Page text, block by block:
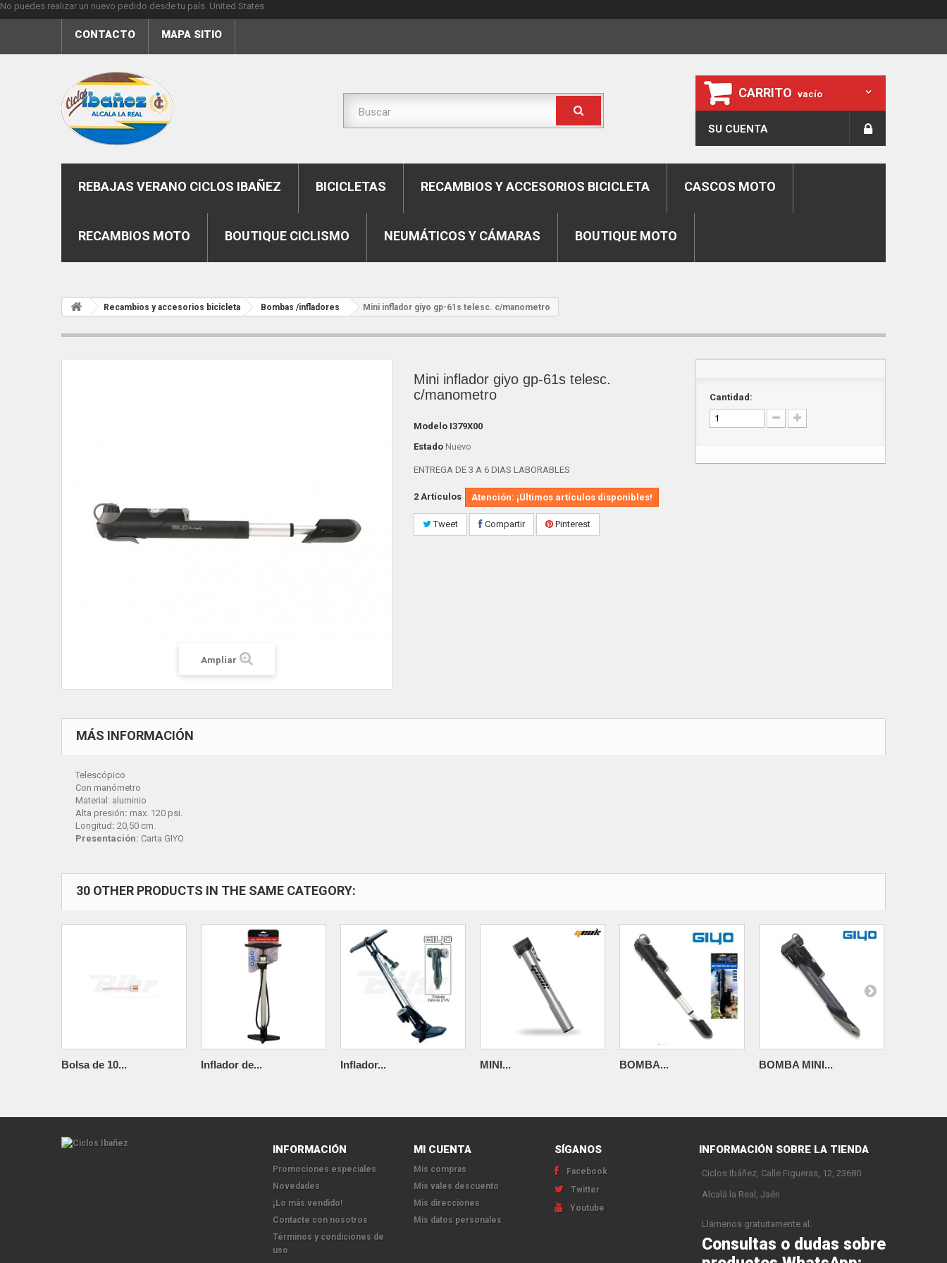
No puedes realizar un nuevo pedido desde tu país. United States
CONTACTO MAPA SITIO
CARRITO vacío
SU CUENTA
REBAJAS VERANO CICLOS IBAÑEZ BICICLETAS RECAMBIOS Y ACCESORIOS BICICLETA CASCOS MOTO
RECAMBIOS MOTO BOUTIQUE CICLISMO NEUMÁTICOS Y CÁMARAS BOUTIQUE MOTO
Recambios y accesorios bicicleta Bombas /infladores Mini inflador giyo gp-61s telesc. c/manometro
Ampliar
Mini inflador giyo gp-61s telesc.
c/manometro
Modelo I379X00
Estado Nuevo
ENTREGA DE 3 A 6 DIAS LABORABLES
2 Artículos Atención: ¡Últimos artículos disponibles!
Tweet Compartir Pinterest
Cantidad:
MÁS INFORMACIÓN
Telescópico
Con manómetro
Material: aluminio
Alta presión: max. 120 psi.
Longitud : 20,50 cm.
Presentación: Carta GIYO
30 OTHER PRODUCTS IN THE SAME CATEGORY:
Bolsa de 10... Inflador de... Inflador... MINI... BOMBA... BOMBA MINI...
INFORMACIÓN
Promociones especiales
Novedades
¡Lo más vendido!
Contacte con nosotros
Términos y condiciones de
uso
MI CUENTA
Mis compras
Mis vales descuento
Mis direcciones
Mis datos personales
SÍGANOS
Facebook
Twitter
Youtube
INFORMACIÓN SOBRE LA TIENDA
Ciclos Ibáñez, Calle Figueras, 12, 23680
Alcalá la Real, Jaén
Llámenos gratuitamente al:
Consultas o dudas sobre